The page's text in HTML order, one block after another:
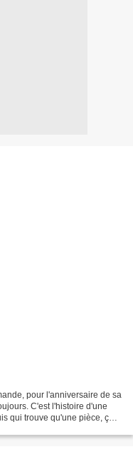
pour l'anniversaire de sa
C'est l'histoire d'une
qui trouve qu'une pièce, ça